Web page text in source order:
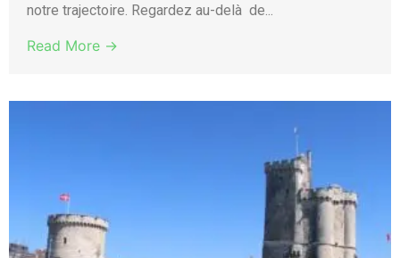
notre trajectoire. Regardez au-delà de...
Read More →